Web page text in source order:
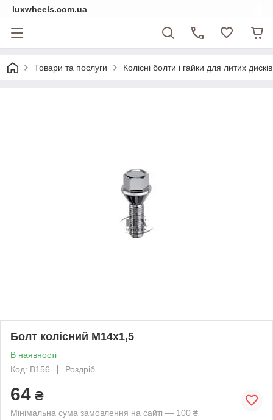
luxwheels.com.ua
Товари та послуги Колісні болти і гайки для литих
Болт колісний M14x1,5
В наявності
Код: B156
Роздріб
64 ₴
Мінімальна сума замовлення на сайті — 100 ₴